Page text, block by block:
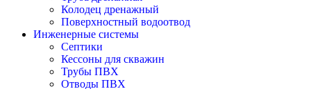
Колодец дренажный
Поверхностный водоотвод
Инженерные системы
Септики
Кессоны для скважин
Трубы ПВХ
Отводы ПВХ